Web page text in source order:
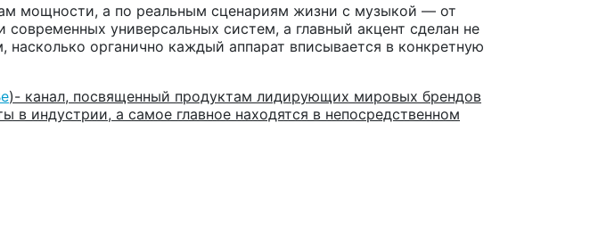
мощности, а по реальным сценариям жизни с музыкой — от
современных универсальных систем, а главный акцент сделан не
насколько органично каждый аппарат вписывается в конкретную
)- канал, посвященный продуктам лидирующих мировых брендов
индустрии, а самое главное находятся в непосредственном